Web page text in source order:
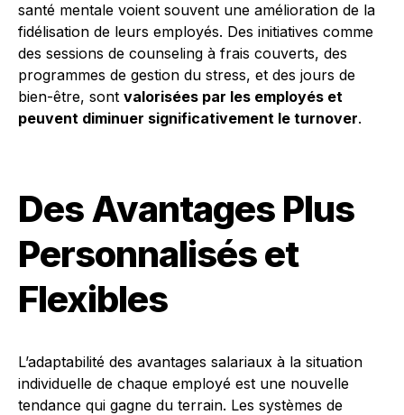
santé mentale voient souvent une amélioration de la
fidélisation de leurs employés. Des initiatives comme
des sessions de counseling à frais couverts, des
programmes de gestion du stress, et des jours de
bien-être, sont valorisées par les employés et
peuvent diminuer significativement le turnover.
Des Avantages Plus
Personnalisés et
Flexibles
L’adaptabilité des avantages salariaux à la situation
individuelle de chaque employé est une nouvelle
tendance qui gagne du terrain. Les systèmes de